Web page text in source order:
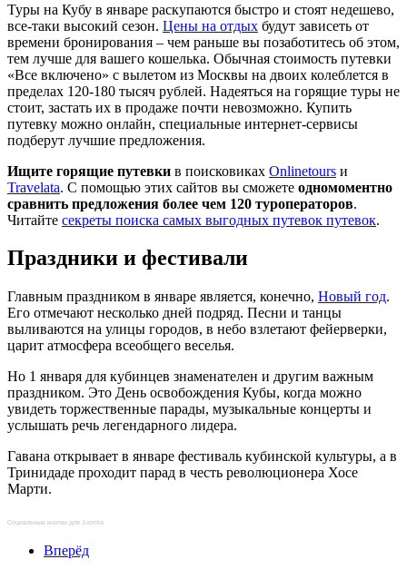
Туры на Кубу в январе раскупаются быстро и стоят недешево,
все-таки высокий сезон. Цены на отдых будут зависеть от
времени бронирования – чем раньше вы позаботитесь об этом,
тем лучше для вашего кошелька. Обычная стоимость путевки
«Все включено» с вылетом из Москвы на двоих колеблется в
пределах 120-180 тысяч рублей. Надеяться на горящие туры не
стоит, застать их в продаже почти невозможно. Купить
путевку можно онлайн, специальные интернет-сервисы
подберут лучшие предложения.
Ищите горящие путевки в поисковиках Onlinetours и
Travelata. С помощью этих сайтов вы сможете одномоментно
сравнить предложения более чем 120 туроператоров.
Читайте секреты поиска самых выгодных путевок путевок.
Праздники и фестивали
Главным праздником в январе является, конечно, Новый год.
Его отмечают несколько дней подряд. Песни и танцы
выливаются на улицы городов, в небо взлетают фейерверки,
царит атмосфера всеобщего веселья.
Но 1 января для кубинцев знаменателен и другим важным
праздником. Это День освобождения Кубы, когда можно
увидеть торжественные парады, музыкальные концерты и
услышать речь легендарного лидера.
Гавана открывает в январе фестиваль кубинской культуры, а в
Тринидаде проходит парад в честь революционера Хосе
Марти.
Социальные кнопки для Joomla
Вперёд